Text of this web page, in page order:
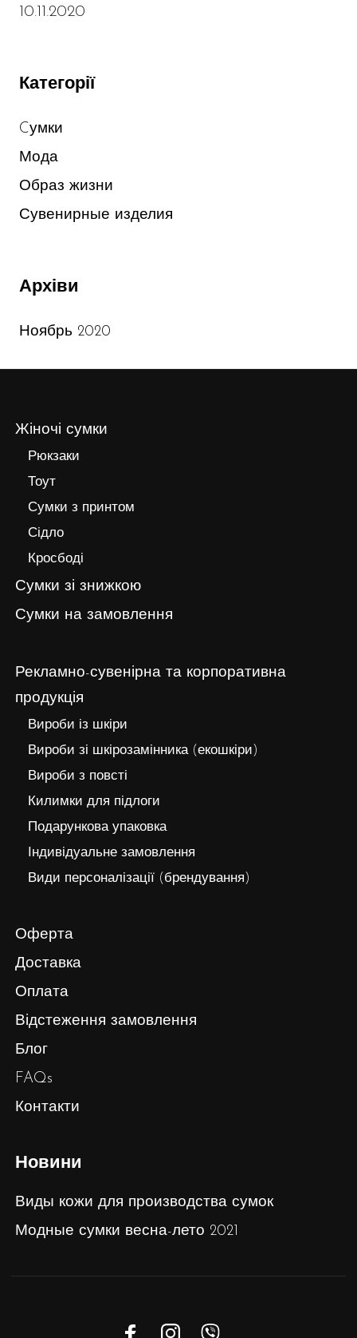
10.11.2020
Категорії
Cумки
Мода
Образ жизни
Сувенирные изделия
Архіви
Ноябрь 2020
Жіночі сумки
Рюкзаки
Тоут
Сумки з принтом
Сідло
Кросбоді
Сумки зі знижкою
Сумки на замовлення
Рекламно-сувенірна та корпоративна
продукція
Вироби із шкіри
Вироби зі шкірозамінника (екошкіри)
Вироби з повсті
Килимки для підлоги
Подарункова упаковка
Індивідуальне замовлення
Види персоналізації (брендування)
Оферта
Доставка
Оплата
Відстеження замовлення
Блог
FAQs
Контакти
Новини
Виды кожи для производства сумок
Модные сумки весна-лето 2021